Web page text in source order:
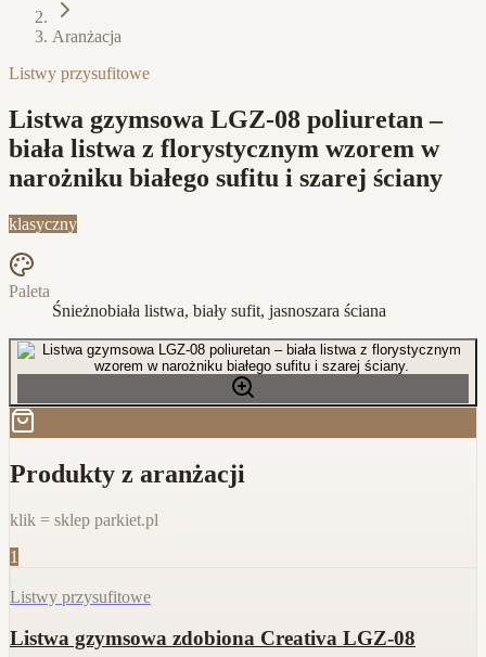
Aranżacja
Listwy przysufitowe
Listwa gzymsowa LGZ-08 poliuretan –
biała listwa z florystycznym wzorem w
narożniku białego sufitu i szarej ściany
klasyczny
Paleta
Śnieżnobiała listwa, biały sufit, jasnoszara ściana
Produkty z aranżacji
klik = sklep parkiet.pl
1
Listwy przysufitowe
Listwa gzymsowa zdobiona Creativa LGZ-08